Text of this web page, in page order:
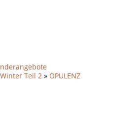
Winter Teil 2 » OPULENZ